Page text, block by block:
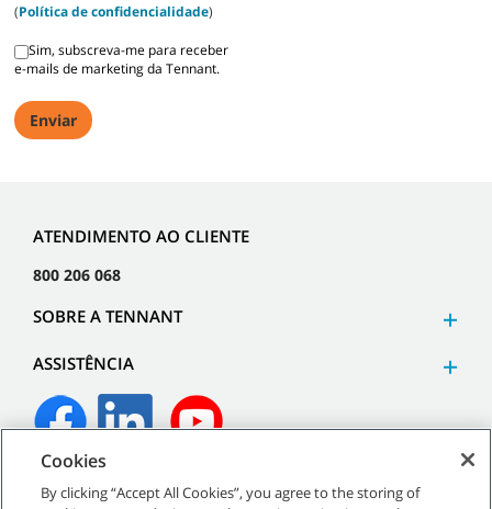
(Política de confidencialidade)
Sim, subscreva-me para receber
e-mails de marketing da Tennant.
ATENDIMENTO AO CLIENTE
800 206 068
SOBRE A TENNANT
ASSISTÊNCIA
©2026Tennant Company. Todos os direitos reservados.
Cookies
By clicking “Accept All Cookies”, you agree to the storing of